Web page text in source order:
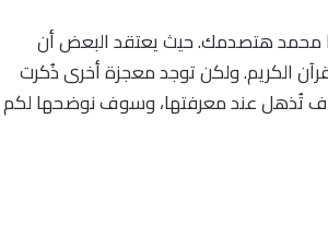
محمد هتصدمك. حيث يعتقد البعض أن
الكريم. ولكن توجد معجزة أخرى ذُكرت
سوف تُذهل عند معرفتها، وسوف نوضحها لكم